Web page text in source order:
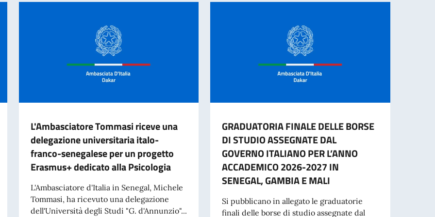
L'Ambasciatore Tommasi riceve una
delegazione universitaria italo-
franco-senegalese per un progetto
Erasmus+ dedicato alla Psicologia
L'Ambasciatore d'Italia in Senegal, Michele
Tommasi, ha ricevuto una delegazione
dell'Università degli Studi "G. d'Annunzio"...
GRADUATORIA FINALE DELLE BORSE
DI STUDIO ASSEGNATE DAL
GOVERNO ITALIANO PER L’ANNO
ACCADEMICO 2026-2027 IN
SENEGAL, GAMBIA E MALI
Si pubblicano in allegato le graduatorie
finali delle borse di studio assegnate dal